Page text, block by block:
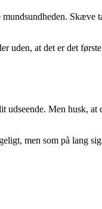
uden, at det er det
Men husk, at
men som på lang